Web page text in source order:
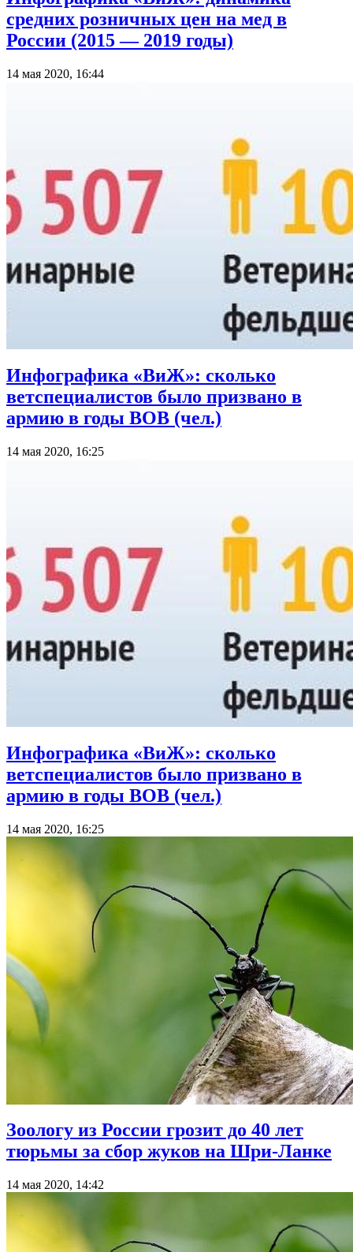
средних розничных цен на мед в
России (2015 — 2019 годы)
14 мая 2020, 16:44
Инфографика «ВиЖ»: сколько
ветспециалистов было призвано в
армию в годы ВОВ (чел.)
14 мая 2020, 16:25
Инфографика «ВиЖ»: сколько
ветспециалистов было призвано в
армию в годы ВОВ (чел.)
14 мая 2020, 16:25
Зоологу из России грозит до 40 лет
тюрьмы за сбор жуков на Шри-Ланке
14 мая 2020, 14:42